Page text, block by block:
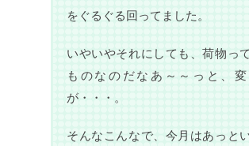
をぐるぐる回ってました。
いやいやそれにしても、荷物っ
ものなのだなあ～～っと、
が・・・。
そんなこんなで、今月はあっと